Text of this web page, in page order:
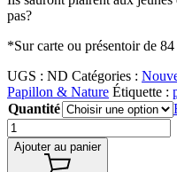
pas?
*Sur carte ou présentoir de
UGS : ND Catégories :
Papillon & Nature Étiquette :
Quantité
Ajouter au panier